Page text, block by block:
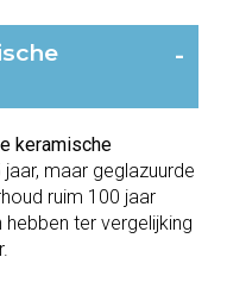
-
keramische
maar geglazuurde
ruim 100 jaar
ter vergelijking